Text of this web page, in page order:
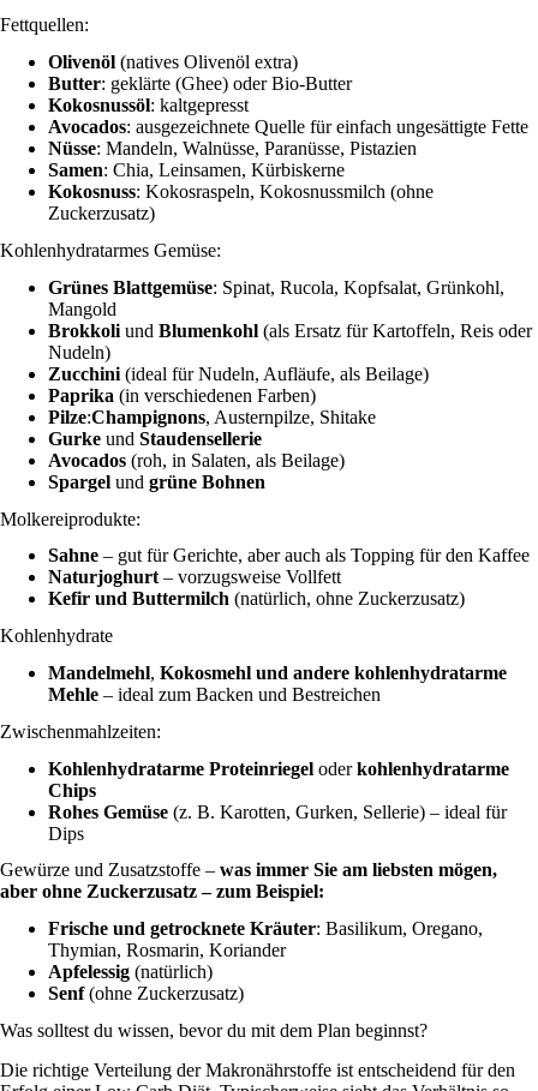
Fettquellen:
Olivenöl (natives Olivenöl extra)
Butter: geklärte (Ghee) oder Bio-Butter
Kokosnussöl: kaltgepresst
Avocados: ausgezeichnete Quelle für einfach ungesättigte Fette
Nüsse: Mandeln, Walnüsse, Paranüsse, Pistazien
Samen: Chia, Leinsamen, Kürbiskerne
Kokosnuss: Kokosraspeln, Kokosnussmilch (ohne
Zuckerzusatz)
Kohlenhydratarmes Gemüse:
Grünes Blattgemüse: Spinat, Rucola, Kopfsalat, Grünkohl,
Mangold
Brokkoli und Blumenkohl (als Ersatz für Kartoffeln, Reis oder
Nudeln)
Zucchini (ideal für Nudeln, Aufläufe, als Beilage)
Paprika (in verschiedenen Farben)
Pilze:Champignons, Austernpilze, Shitake
Gurke und Staudensellerie
Avocados (roh, in Salaten, als Beilage)
Spargel und grüne Bohnen
Molkereiprodukte:
Sahne – gut für Gerichte, aber auch als Topping für den Kaffee
Naturjoghurt– vorzugsweise Vollfett
Kefir und Buttermilch (natürlich, ohne Zuckerzusatz)
Kohlenhydrate
Mandelmehl, Kokosmehl und andere kohlenhydratarme
Mehle – ideal zum Backen und Bestreichen
Zwischenmahlzeiten:
Kohlenhydratarme Proteinriegel oderkohlenhydratarme
Chips
Rohes Gemüse (z. B. Karotten, Gurken, Sellerie) – ideal für
Dips
Gewürze und Zusatzstoffe – was immer Sie am liebsten mögen,
aber ohne Zuckerzusatz – zum Beispiel:
Frische und getrocknete Kräuter: Basilikum, Oregano,
Thymian, Rosmarin, Koriander
Apfelessig (natürlich)
Senf(ohne Zuckerzusatz)
Was solltest du wissen, bevor du mit dem Plan beginnst?
Die richtige Verteilung der Makronährstoffe ist entscheidend für den